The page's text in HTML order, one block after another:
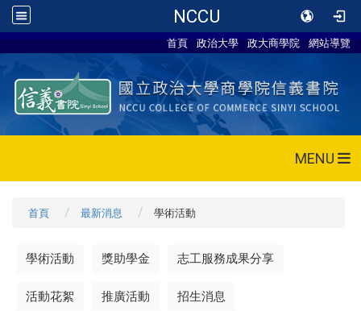
NCCU
首頁 政治大學 政大商學院 網站導覽
MENU
首頁 最新消息 學術活動
學術活動 獎助學金 志工服務成果分享
活動花絮 推廣活動 招生消息